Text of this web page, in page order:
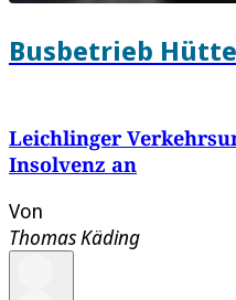
Busbetrieb
Leichlinger
Insolvenz an
Von
Thomas Käding